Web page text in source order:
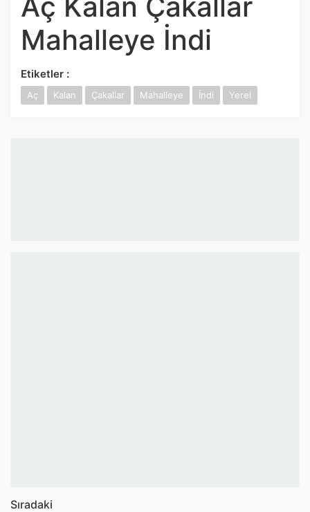
İnstagram
Google Play
Mahalleye İndi
Etiketler :
Aç Kalan Çakallar Mahalleye İndi Yerel
Sıradaki